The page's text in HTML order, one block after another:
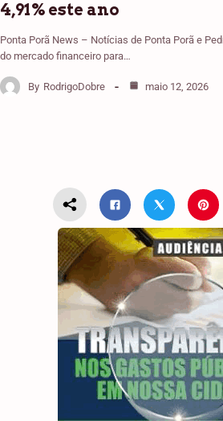
4,91% este ano
Ponta Porã News – Notícias de Ponta Porã e
do mercado financeiro para…
By RodrigoDobre maio 12, 2026